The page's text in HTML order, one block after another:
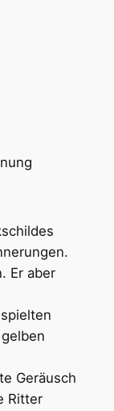
Er aber
Geräusch
Ritter